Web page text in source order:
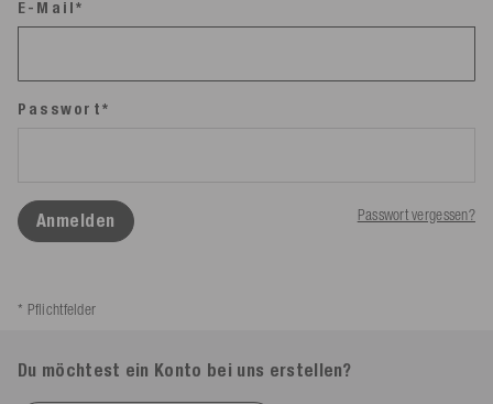
E-Mail*
Passwort*
Anmelden Passwort vergessen?
* Pflichtfelder
Du möchtest ein Konto bei uns erstellen?